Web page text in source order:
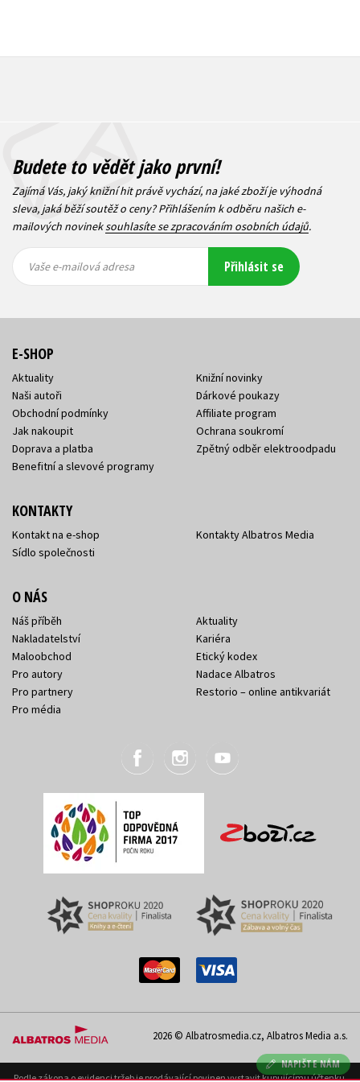
NAPIŠTE NÁM
Budete to vědět jako první!
Zajímá Vás, jaký knižní hit právě vychází, na jaké zboží je výhodná
sleva, jaká běží soutěž o ceny? Přihlášením k odběru našich e-
mailových novineksouhlasíte se zpracováním osobních údajů.
mailová
mailová
Vaše e-mailová adresa Přihlásit se
E-SHOP
Aktuality
Naši autoři
Obchodní podmínky
Jak nakoupit
Doprava a platba
Benefitní a slevové programy
Knižní novinky
Dárkové poukazy
Affiliate program
Ochrana soukromí
Zpětný odběr elektroodpadu
KONTAKTY
Kontakt na e-shop
Sídlo společnosti
Kontakty Albatros Media
O NÁS
Náš příběh
Nakladatelství
Maloobchod
Pro autory
Pro partnery
Pro média
Aktuality
Kariéra
Etický kodex
Nadace Albatros
Restorio – online antikvariát
2026 © Albatrosmedia.cz, Albatros Media a.s.
Podle zákona o evidenci tržeb je prodávající povinen vystavit kupujícímu účtenku.